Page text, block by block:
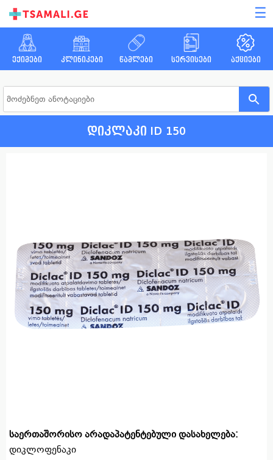
☰
ექიმები კლინიკები წამლები სერვისები აქციები
დიკლაკი ID 150
საერთაშორისო არადაპატენტებული დასახელება:
დიკლოფენაკი